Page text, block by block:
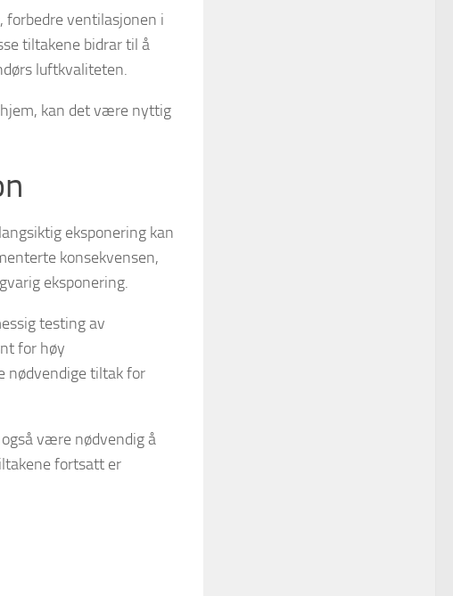
forbedre ventilasjonen i
tiltakene bidrar til å
luftkvaliteten.
kan det være nyttig
eksponering kan
konsekvensen,
eksponering.
testing av
for høy
nødvendige tiltak for
være nødvendig å
fortsatt er